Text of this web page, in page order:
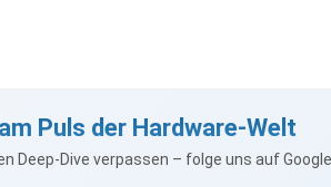
Puls der Hardware-Welt
Deep-Dive verpassen – folge uns auf